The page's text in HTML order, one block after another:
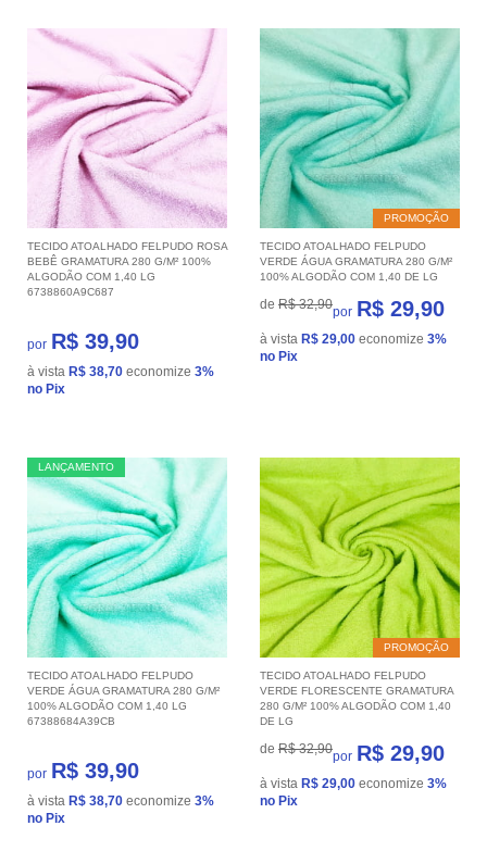
TECIDO ATOALHADO FELPUDO ROSA
BEBÊ GRAMATURA 280 G/M² 100%
ALGODÃO COM 1,40 LG
6738860A9C687
por R$ 39,90
à vista R$ 38,70 economize 3%
no Pix
PROMOÇÃO
TECIDO ATOALHADO FELPUDO
VERDE ÁGUA GRAMATURA 280 G/M²
100% ALGODÃO COM 1,40 DE LG
de R$ 32,90por R$ 29,90
à vista R$ 29,00 economize 3%
no Pix
LANÇAMENTO
TECIDO ATOALHADO FELPUDO
VERDE ÁGUA GRAMATURA 280 G/M²
100% ALGODÃO COM 1,40 LG
67388684A39CB
por R$ 39,90
à vista R$ 38,70 economize 3%
no Pix
PROMOÇÃO
TECIDO ATOALHADO FELPUDO
VERDE FLORESCENTE GRAMATURA
280 G/M² 100% ALGODÃO COM 1,40
DE LG
de R$ 32,90por R$ 29,90
à vista R$ 29,00 economize 3%
no Pix